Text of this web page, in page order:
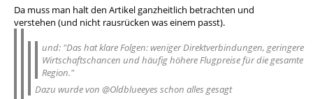
Da muss man halt den Artikel ganzheitlich betrachten und
verstehen (und nicht rausrücken was einem passt).
und: "Das hat klare Folgen: weniger Direktverbindungen, geringere
Wirtschaftschancen und häufig höhere Flugpreise für die gesamte
Region."
Dazu wurde von @Oldblueeyes schon alles gesagt